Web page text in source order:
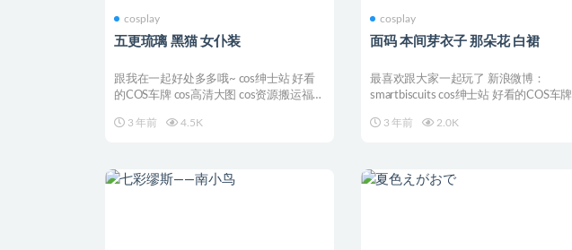
cosplay
五更琉璃 黑猫 女仆装
跟我在一起好处多多哦~ cos绅士站 好看
的COS车牌 cos高清大图 cos资源搬运福利
3 年前
4.5K
cosplay
面码 本间芽衣子 那朵花 白裙
最喜欢跟大家一起玩了 新浪微博：
smartbiscuits cos绅士站 好看的COS车牌
3 年前
2.0K